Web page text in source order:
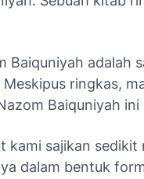
Baiquniyah adalah
Meskipus ringkas,
Baiquniyah
kami sajikan sedikit
dalam bentuk